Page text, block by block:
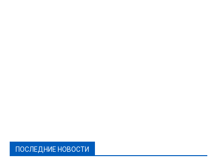
ПОСЛЕДНИЕ НОВОСТИ